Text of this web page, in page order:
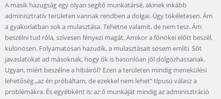
A másik hazugság egy olyan segítő munkatársé, akinek inkább
adminisztratív területen vannak rendben a dolgai. Úgy tökéletesen. Ám
a gyakorlatban sok a mulasztása. Tehetne valamit, de nem tesz. Ám
beszélni tud róla, szívesen fényezi magát. Amikor a főnökei előtt beszél,
különösen. Folyamatosan hazudik, a mulasztásait sosem említi. Sőt
javaslatokat ad másoknak, hogy ők is hasonlóan jól dolgozhassanak.
Ugyan, miért beszélne a hibáiról? Ezen a területen mindig menekülési
lehetőség „az én próbáltam, de ezekkel nem lehet” típusú válasz a
problémákra. És egyébként is: az ő munkáját mindig az adminisztráció